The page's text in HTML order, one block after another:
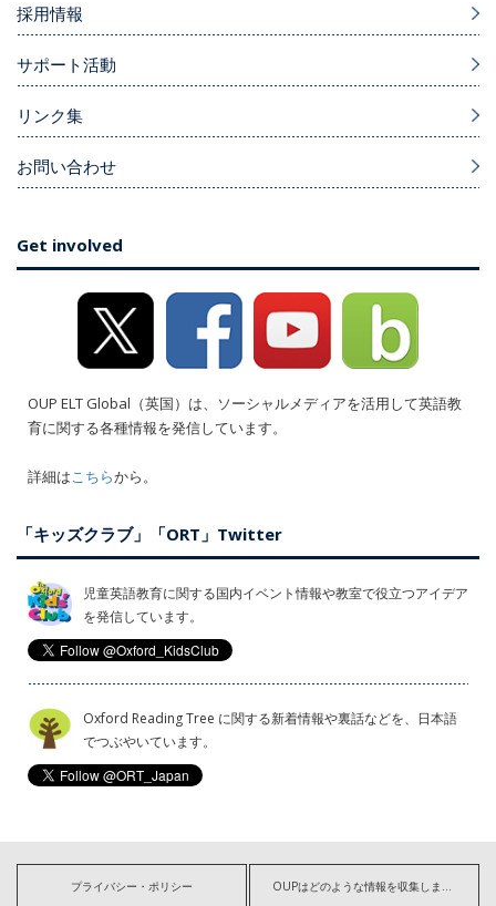
採用情報
サポート活動
リンク集
お問い合わせ
Get involved
OUP ELT Global（英国）は、ソーシャルメディアを活用して英語教
育に関する各種情報を発信しています。
詳細は こちらから。
「キッズクラブ」「ORT」Twitter
児童英語教育に関する国内イベント情報や教室で役立つアイデア
を発信しています。
Oxford Reading Tree に関する新着情報や裏話などを、日本語
でつぶやいています。
プライバシー・ポリシー